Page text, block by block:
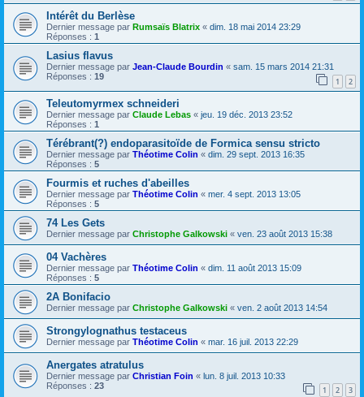
Intérêt du Berlèse
Dernier message par Rumsaïs Blatrix « dim. 18 mai 2014 23:29
Réponses : 1
Lasius flavus
Dernier message par Jean-Claude Bourdin « sam. 15 mars 2014 21:31
Réponses : 19 1 2
Teleutomyrmex schneideri
Dernier message par Claude Lebas « jeu. 19 déc. 2013 23:52
Réponses : 1
Térébrant(?) endoparasitoïde de Formica sensu stricto
Dernier message par Théotime Colin « dim. 29 sept. 2013 16:35
Réponses : 5
Fourmis et ruches d'abeilles
Dernier message par Théotime Colin « mer. 4 sept. 2013 13:05
Réponses : 5
74 Les Gets
Dernier message par Christophe Galkowski « ven. 23 août 2013 15:38
04 Vachères
Dernier message par Théotime Colin « dim. 11 août 2013 15:09
Réponses : 5
2A Bonifacio
Dernier message par Christophe Galkowski « ven. 2 août 2013 14:54
Strongylognathus testaceus
Dernier message par Théotime Colin « mar. 16 juil. 2013 22:29
Anergates atratulus
Dernier message par Christian Foin « lun. 8 juil. 2013 10:33
Réponses : 23 1 2 3